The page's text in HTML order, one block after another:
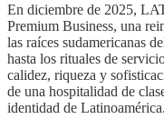
En diciembre de 2025,
Premium Business, una
las raíces sudamericanas
hasta los rituales de
calidez, riqueza y
de una hospitalidad de
identidad de Latinoamérica.